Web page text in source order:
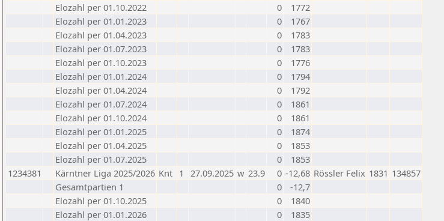
Elozahl per 01.10.2022
0
1772
Elozahl per 01.01.2023
0
1767
Elozahl per 01.04.2023
0
1783
Elozahl per 01.07.2023
0
1783
Elozahl per 01.10.2023
0
1776
Elozahl per 01.01.2024
0
1794
Elozahl per 01.04.2024
0
1792
Elozahl per 01.07.2024
0
1861
Elozahl per 01.10.2024
0
1861
Elozahl per 01.01.2025
0
1874
Elozahl per 01.04.2025
0
1853
Elozahl per 01.07.2025
0
1853
1234381
Kärntner Liga 2025/2026 Knt 1 27.09.2025 w 23.9 0 -12,68 Rössler Felix 1831 134857
Gesamtpartien 1
0
-12,7
Elozahl per 01.10.2025
0
1840
Elozahl per 01.01.2026
0 1835